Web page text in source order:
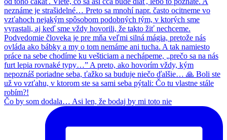
Čo by som dodala… Asi len, že bodaj by mi toto nie